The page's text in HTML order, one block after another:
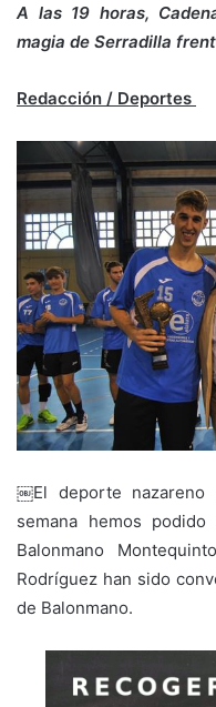
A las 19 horas,
magia de Serradilla
Redacción / Deportes
￼El deporte nazareno
semana hemos
Balonmano
Rodríguez han sido
de Balonmano.